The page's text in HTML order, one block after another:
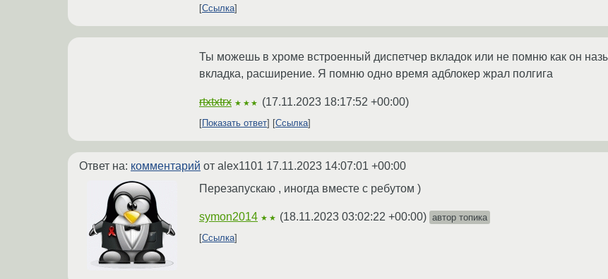
Ссылка
Ты можешь в хроме встроенный диспетчер вкладок или не помню как он
вкладка, расширение. Я помню одно время адблокер жрал полгига
rtxtxtrx ★★★ (17.11.2023 18:17:52 +00:00)
Показать ответ Ссылка
Ответ на: комментарий от alex1101 17.11.2023 14:07:01 +00:00
Перезапускаю , иногда вместе с ребутом )
symon2014 ★★ (18.11.2023 03:02:22 +00:00) автор топика
Ссылка